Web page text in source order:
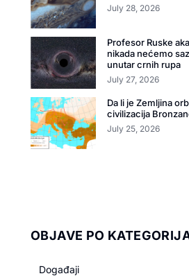
July 28, 2026
Profesor Ruske
nikada nećemo
unutar crnih rupa
July 27, 2026
Da li je Zemljina
civilizacija
July 25, 2026
OBJAVE PO
Događaji